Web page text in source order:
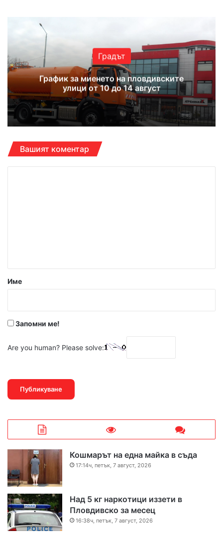
Градът
График за миенето на пловдивските
улици от 10 до 14 август
Вашият коментар
р
Име
Запомни ме!
Are you human? Please solve:
Кошмарът на една майка в съда
17:14ч, петък, 7 август, 2026
Над 5 кг наркотици иззети в
Пловдивско за месец
16:38ч, петък, 7 август, 2026